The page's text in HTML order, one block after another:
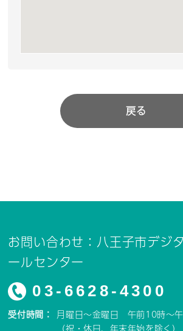
戻る
お問い合わせ：八王子市デジ
ールセンター
03-6628-4300
受付時間： 月曜日～金曜日 午前10時～
（祝・休日、年末年始を除く）